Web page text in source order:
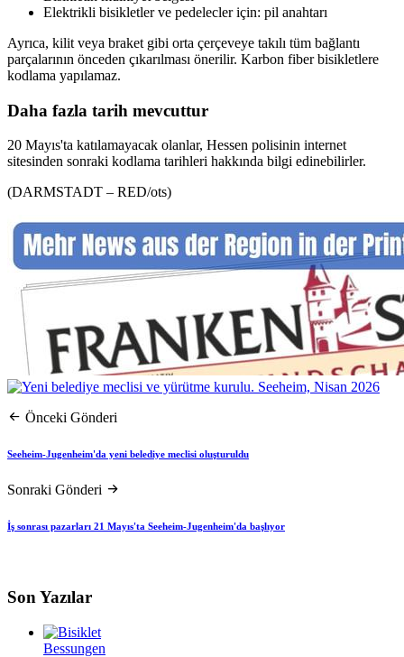
Elektrikli bisikletler ve pedelecler için: pil anahtarı
Ayrıca, kilit veya braket gibi orta çerçeveye takılı tüm bağlantı
parçalarının önceden çıkarılması önerilir. Karbon fiber bisikletlere
kodlama yapılamaz.
Daha fazla tarih mevcuttur
20 Mayıs'ta katılamayacak olanlar, Hessen polisinin internet
sitesinden sonraki kodlama tarihleri ​​hakkında bilgi edinebilirler.
(DARMSTADT – RED/ots)
Önceki Gönderi
Seeheim-Jugenheim'da yeni belediye meclisi oluşturuldu
Sonraki Gönderi
İş sonrası pazarları 21 Mayıs'ta Seeheim-Jugenheim'da başlıyor
Son Yazılar
Bessungen